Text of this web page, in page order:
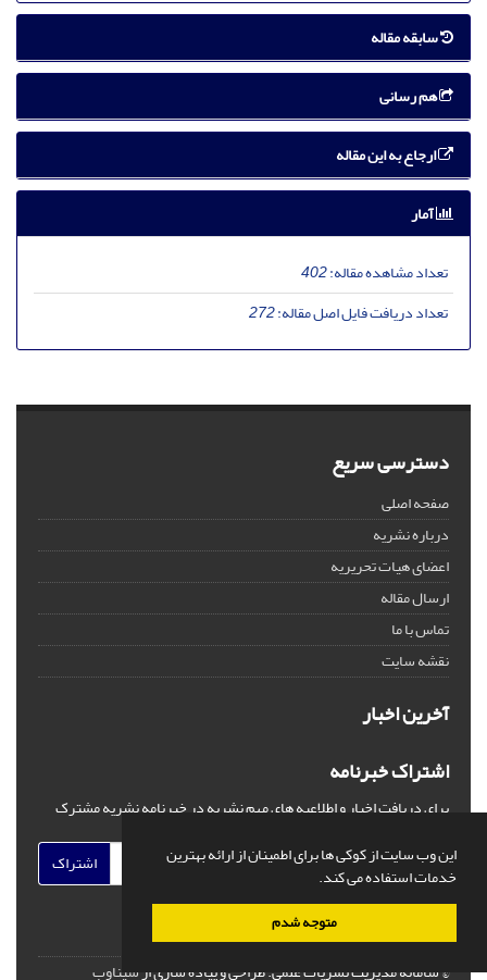
این وب سایت از کوکی ها برای اطمینان از ارائه بهترین
خدمات استفاده می کند.
متوجه شدم
سابقه مقاله
هم رسانی
ارجاع به این مقاله
آمار
تعداد مشاهده مقاله:402
تعداد دریافت فایل اصل مقاله:272
دسترسی سریع
صفحه اصلی
درباره نشریه
اعضای هیات تحریریه
ارسال مقاله
تماس با ما
نقشه سایت
آخرین اخبار
اشتراک خبرنامه
برای دریافت اخبار و اطلاعیه های مهم نشریه در خبرنامه نشریه مشترک
اشتراک
© سامانه مدیریت نشریات علمی.طراحی و پیاده سازی ازسیناوب